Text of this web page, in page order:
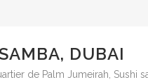
DUBAI
de Palm Jumeirah, Sushi